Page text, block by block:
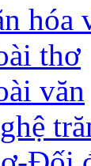
hóa
thơ
văn